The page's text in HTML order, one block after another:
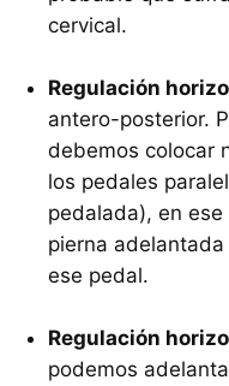
cervical.
Regulación
antero-posterior.
debemos colocar
los pedales
pedalada), en
pierna
ese pedal.
Regulación
podemos